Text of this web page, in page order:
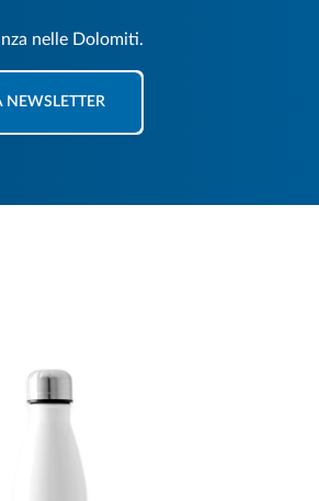
nelle Dolomiti.
NEWSLETTER